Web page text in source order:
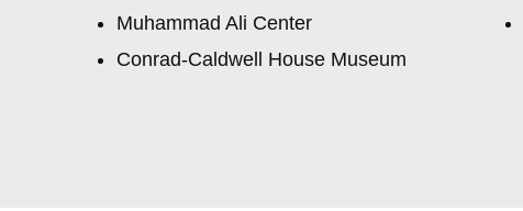
Muhammad Ali Center
Conrad-Caldwell House Museum